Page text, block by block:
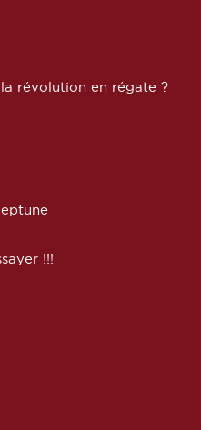
révolution en régate ?
!!!